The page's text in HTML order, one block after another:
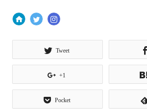
Tweet
+1
Pocket